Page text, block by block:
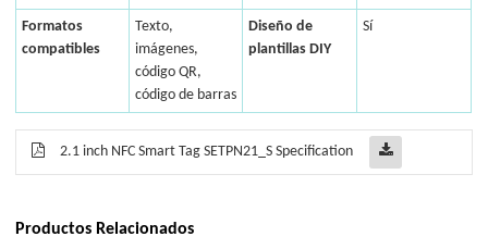
Formatos
compatibles
Texto,
imágenes,
código QR,
código de barras
Diseño de
plantillas DIY
Sí
2.1 inch NFC Smart Tag SETPN21_S Specification
Productos Relacionados